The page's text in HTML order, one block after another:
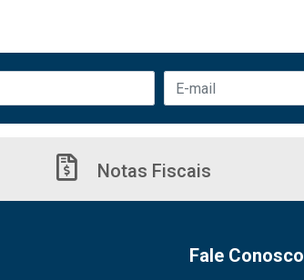
Notas Fiscais
Fale Conosco